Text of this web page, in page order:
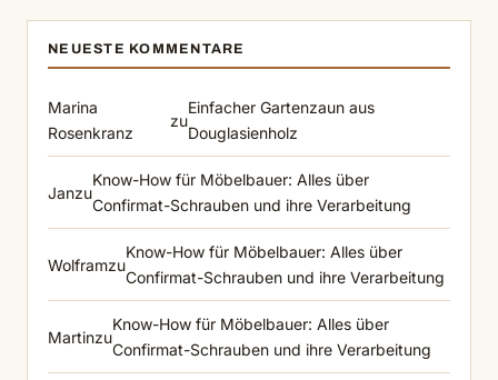
NEUESTE KOMMENTARE
Marina
Rosenkranz
zu
Einfacher Gartenzaun aus
Douglasienholz
Janzu
Know-How für Möbelbauer: Alles über
Confirmat-Schrauben und ihre Verarbeitung
Wolframzu
Know-How für Möbelbauer: Alles über
Confirmat-Schrauben und ihre Verarbeitung
Martinzu
Know-How für Möbelbauer: Alles über
Confirmat-Schrauben und ihre Verarbeitung